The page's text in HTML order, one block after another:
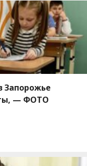
Запорожье
— ФОТО